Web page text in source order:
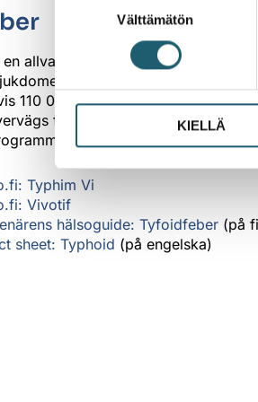
Välttämätön
KIELLÄ
allvarlig allmän infektion, orsakad
som orsakar hög feber,
110 000 människor årligen,
för personer som reser till
vaccinet kan köpas med
Typhim Vi
Vivotif
hälsoguide: Tyfoidfeber (på
sheet: Typhoid (på engelska)